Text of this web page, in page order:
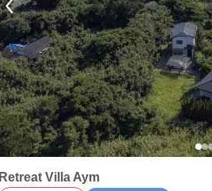
Retreat Villa Aym